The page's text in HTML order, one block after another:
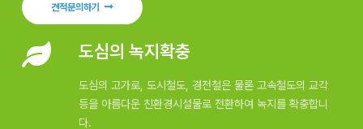
견적문의하기
도심의 녹지확충
도심의 고가로, 도시철도, 경전철은 물론 고속철도의 교각
등을 아름다운 친환경시설물로 전환하여 녹지를 확충합니
다.